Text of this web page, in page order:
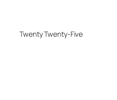
Twenty Twenty-Five